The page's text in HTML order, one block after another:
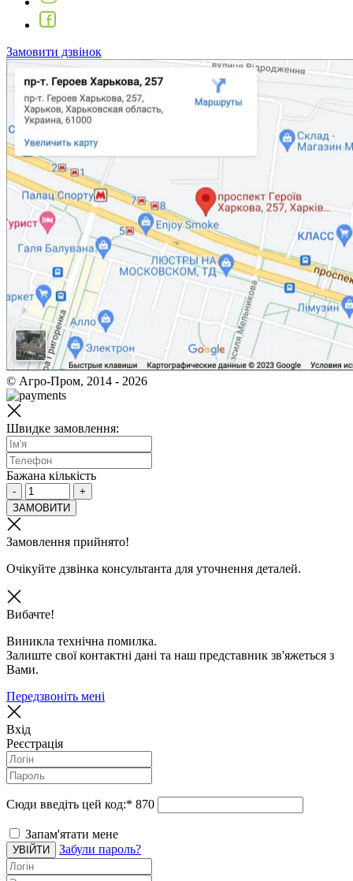
Замовити дзвінок
© Агро-Пром, 2014 - 2026
Швидке замовлення:
Бажана кількість
-
+
ЗАМОВИТИ
Замовлення прийнято!
Очікуйте дзвінка консультанта для уточнення деталей.
Вибачте!
Виникла технічна помилка.
Залиште свої контактні дані та наш представник зв'яжеться з
Вами.
Передзвоніть мені
Вхід
Реєстрація
Сюди введіть цей код:* 870
Запам'ятати мене
УВІЙТИ Забули пароль?